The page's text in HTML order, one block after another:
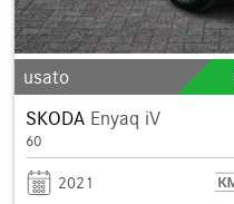
usato
SKODA Enyaq iV
60
2021